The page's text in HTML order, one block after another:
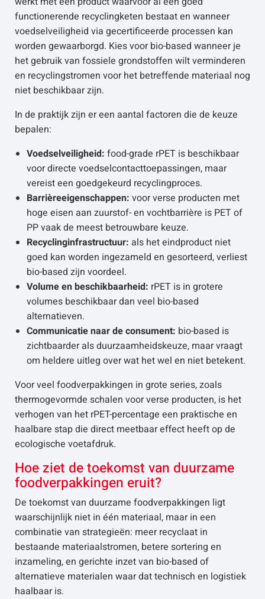
functionerende recyclingketen bestaat en wanneer
voedselveiligheid via gecertificeerde processen kan
worden gewaarborgd. Kies voor bio-based wanneer je
het gebruik van fossiele grondstoffen wilt verminderen
en recyclingstromen voor het betreffende materiaal nog
niet beschikbaar zijn.
In de praktijk zijn er een aantal factoren die de keuze
bepalen:
Voedselveiligheid: food-grade rPET is beschikbaar
voor directe voedselcontacttoepassingen, maar
vereist een goedgekeurd recyclingproces.
Barrièreeigenschappen: voor verse producten met
hoge eisen aan zuurstof- en vochtbarrière is PET of
PP vaak de meest betrouwbare keuze.
Recyclinginfrastructuur: als het eindproduct niet
goed kan worden ingezameld en gesorteerd, verliest
bio-based zijn voordeel.
Volume en beschikbaarheid: rPET is in grotere
volumes beschikbaar dan veel bio-based
alternatieven.
Communicatie naar de consument: bio-based is
zichtbaarder als duurzaamheidskeuze, maar vraagt
om heldere uitleg over wat het wel en niet betekent.
Voor veel foodverpakkingen in grote series, zoals
thermogevormde schalen voor verse producten, is het
verhogen van het rPET-percentage een praktische en
haalbare stap die direct meetbaar effect heeft op de
ecologische voetafdruk.
Hoe ziet de toekomst van duurzame
foodverpakkingen eruit?
De toekomst van duurzame foodverpakkingen ligt
waarschijnlijk niet in één materiaal, maar in een
combinatie van strategieën: meer recyclaat in
bestaande materiaalstromen, betere sortering en
inzameling, en gerichte inzet van bio-based of
alternatieve materialen waar dat technisch en logistiek
haalbaar is.